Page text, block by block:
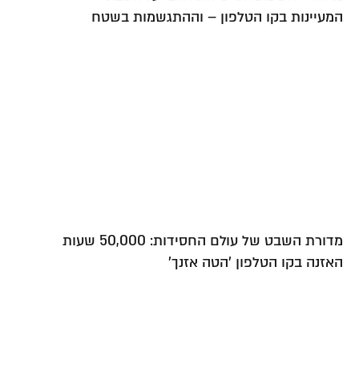
בשטח
מדורת השבט של עולם החסידות: 50,000 שעות